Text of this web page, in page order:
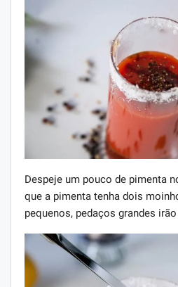
Despeje um pouco de pimenta
que a pimenta tenha dois
pequenos, pedaços grandes